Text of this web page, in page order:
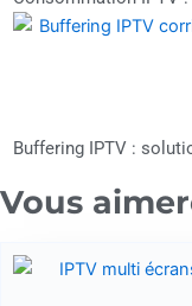
Buffering IPTV :
Vous